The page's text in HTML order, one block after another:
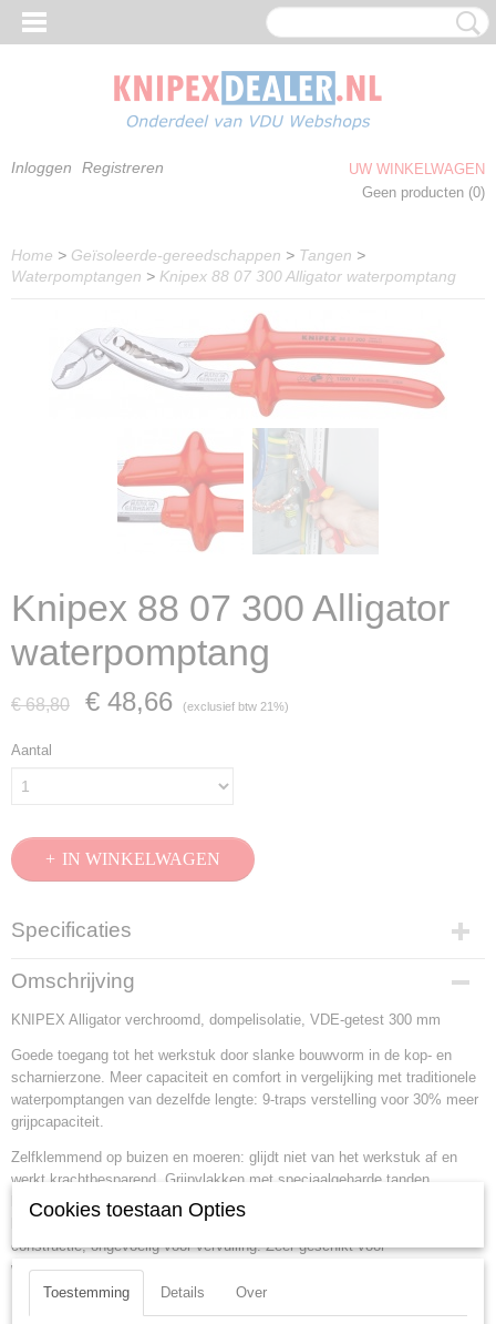
Inloggen Registreren
UW WINKELWAGEN
Geen producten (0)
Home > Geïsoleerde-gereedschappen > Tangen >
Waterpomptangen > Knipex 88 07 300 Alligator waterpomptang
Knipex 88 07 300 Alligator
waterpomptang
€ 68,80 € 48,66 (exclusief btw 21%)
Aantal
IN WINKELWAGEN
Specificaties
Productcode
88 07 300
EAN code
Productcode leverancier
88 07 300
Netto gewicht
Bruto gewicht
Afmetingen (l,b,h)
Omschrijving
KNIPEX Alligator verchroomd, dompelisolatie, VDE-getest 300 mm
Goede toegang tot het werkstuk door slanke bouwvorm in de kop- en
scharnierzone. Meer capaciteit en comfort in vergelijking met traditionele
waterpomptangen van dezelfde lengte: 9-traps verstelling voor 30% meer
grijpcapaciteit.
Zelfklemmend op buizen en moeren: glijdt niet van het werkstuk af en
werkt krachtbesparend. Grijpvlakken met speciaalgeharde tanden,
hardheid van de tanden ca. 61 HRC: steeds weer een vaste grip dankzij
hoge slijtvastheid. Hoge stabiliteit dankzij dubbele geleiding. Robuuste
constructie, ongevoelig voor vervuiling. Zeer geschikt voor
werkzaamheden buiten. Klembeveiliging voorkomt verwondingen.
300 mm
Cookies toestaan Opties
Toestemming Details Over